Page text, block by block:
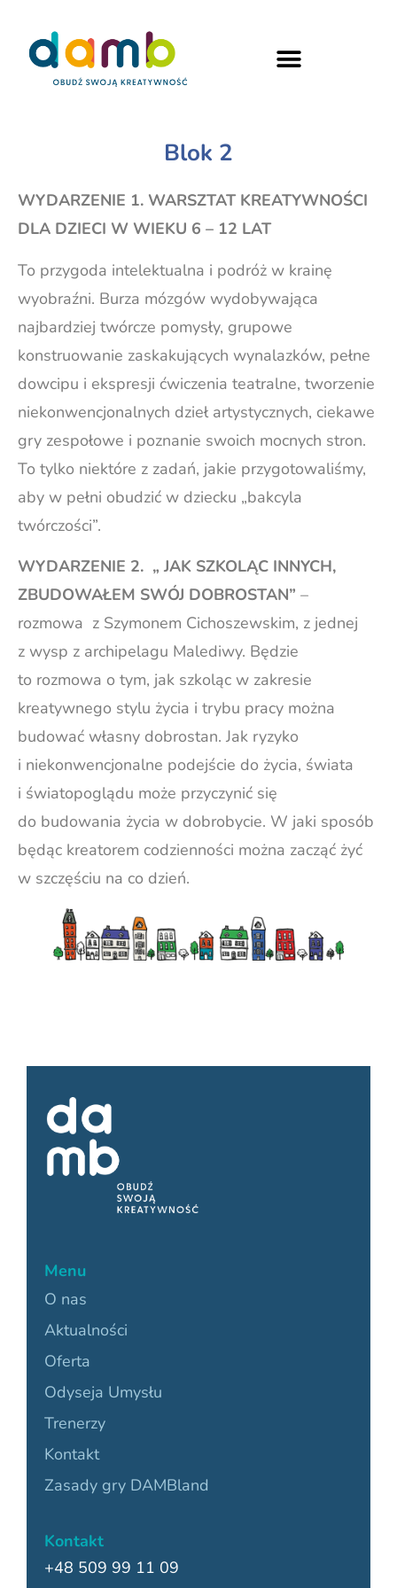
Blok 2
WYDARZENIE 1. WARSZTAT KREATYWNOŚCI
DLA DZIECI W WIEKU 6 – 12 LAT
To przygoda intelektualna i podróż w krainę
wyobraźni. Burza mózgów wydobywająca
najbardziej twórcze pomysły, grupowe
konstruowanie zaskakujących wynalazków, pełne
dowcipu i ekspresji ćwiczenia teatralne, tworzenie
niekonwencjonalnych dzieł artystycznych, ciekawe
gry zespołowe i poznanie swoich mocnych stron.
To tylko niektóre z zadań, jakie przygotowaliśmy,
aby w pełni obudzić w dziecku „bakcyla
twórczości”.
WYDARZENIE 2. „ JAK SZKOLĄC INNYCH,
ZBUDOWAŁEM SWÓJ DOBROSTAN” –
rozmowa z Szymonem Cichoszewskim, z jednej
z wysp z archipelagu Malediwy. Będzie
to rozmowa o tym, jak szkoląc w zakresie
kreatywnego stylu życia i trybu pracy można
budować własny dobrostan. Jak ryzyko
i niekonwencjonalne podejście do życia, świata
i światopoglądu może przyczynić się
do budowania życia w dobrobycie. W jaki sposób
będąc kreatorem codzienności można zacząć żyć
w szczęściu na co dzień.
Menu
O nas
Aktualności
Oferta
Odyseja Umysłu
Trenerzy
Kontakt
Zasady gry DAMBland
Kontakt
+48 509 99 11 09